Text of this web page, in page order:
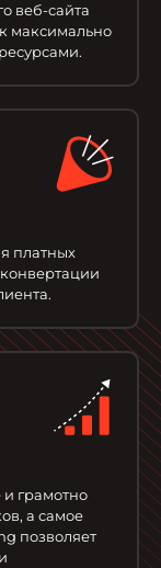
веб-сайта
максимально
платных
и грамотно
а самое
позволяет